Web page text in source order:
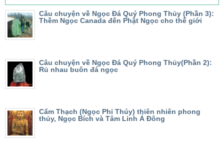
Câu chuyện về Ngọc Đá Quý Phong Thủy (Phần 3):
Thềm Ngọc Canada đến Phật Ngọc cho thế giới
Câu chuyện về Ngọc Đá Quý Phong Thủy(Phần 2):
Rủ nhau buôn đá ngọc
Cẩm Thạch (Ngọc Phỉ Thúy) thiên nhiên phong
thủy, Ngọc Bích và Tâm Linh Á Đông